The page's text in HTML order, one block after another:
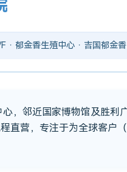
· 郁金香生殖中心 · 吉国郁金
，邻近国家博物馆及胜
直营，专注于为全球客户